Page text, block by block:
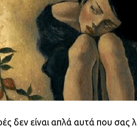
δεν είναι απλά αυτά που σας